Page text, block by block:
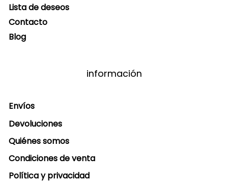
Lista de deseos
Contacto
Blog
información
Envíos
Devoluciones
Quiénes somos
Condiciones de venta
Política y privacidad